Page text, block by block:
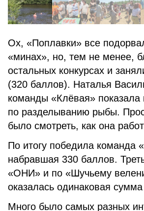
Ох, «Поплавки» все
«минах», но, тем не менее,
остальных конкурсах и
(320 баллов). Наталья
команды «Клёвая» показала
по разделыванию рыбы.
было смотреть, как она
По итогу победила команда
набравшая 330 баллов.
«ОНИ» и по «Шучьему
оказалась одинаковая
Много было самых разных